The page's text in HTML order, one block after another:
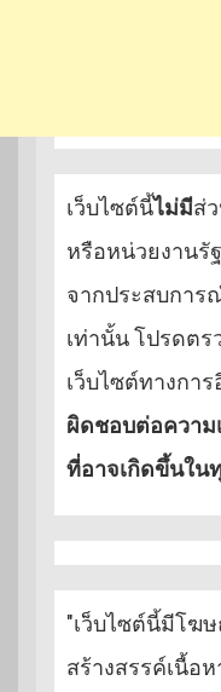
เว็บไซต์นี้ไม่มีส่
หรือหน่วยงานรั
จากประสบการ
เท่านั้น โปรดต
เว็บไซต์ทางกา
ผิดชอบต่อความ
ที่อาจเกิดขึ้นใน
"เว็บไซต์นี้มีโฆ
สร้างสรรค์เนื้อ